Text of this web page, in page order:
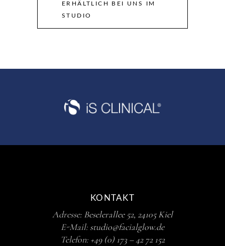
ERHÄLTLICH BEI UNS IM
STUDIO
KONTAKT
Adresse: Beselerallee 52, 24105 Kiel
E-Mail: studio@facialglow.de
Telefon: +49 (0) 173 – 42 72 152